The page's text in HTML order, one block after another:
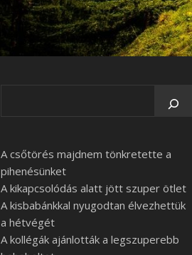
A csőtörés majdnem tönkretette a
pihenésünket
A kikapcsolódás alatt jött szuper ötlet
A kisbabánkkal nyugodtan élvezhettük
a hétvégét
A kollégák ajánlották a legszuperebb